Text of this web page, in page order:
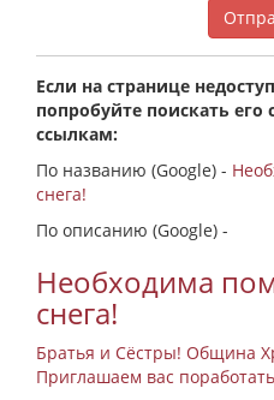
Если на странице
попробуйте поискать его
ссылкам:
По названию (Google) -
снега!
По описанию (Google) -
Необходима
снега!
Братья и Сёстры! Община
Приглашаем вас